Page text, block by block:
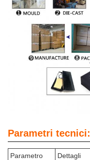
Parametri tecnici:
Parametro
Dettagli